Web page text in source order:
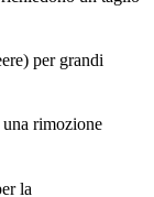
per grandi
rimozione
la